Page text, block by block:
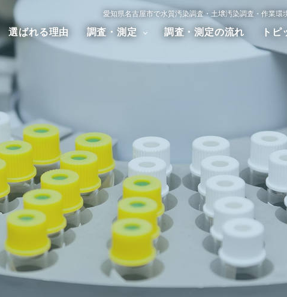
選ばれる理由 調査・測定
スト調査 ダイオキシン調査 その他の調査測
調査・測定の流れ トピ
愛知県名古屋市で水質汚染調査・土壌汚染調査・作業